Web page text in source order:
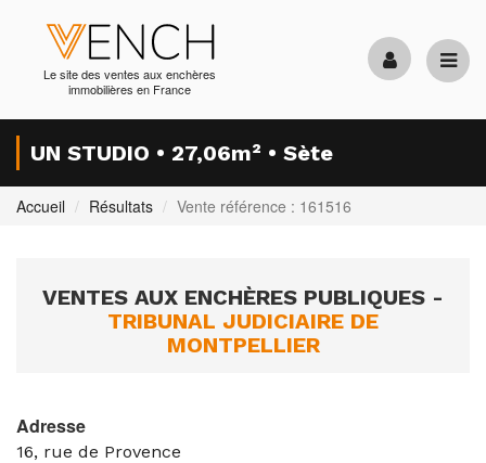
Le site des ventes aux enchères
immobilières en France
UN STUDIO • 27,06m² • Sète
Accueil Résultats Vente référence : 161516
VENTES AUX ENCHÈRES PUBLIQUES -
TRIBUNAL JUDICIAIRE DE
MONTPELLIER
Adresse
16, rue de Provence